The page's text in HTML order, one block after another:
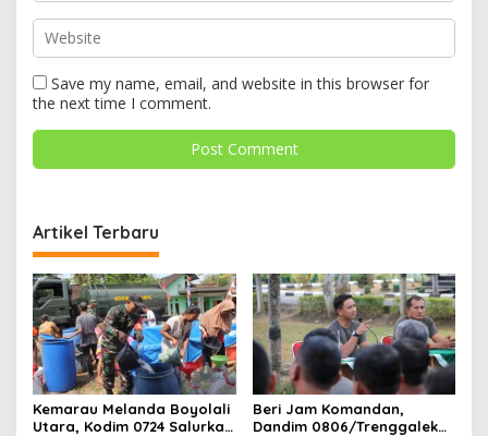
Save my name, email, and website in this browser for
the next time I comment.
Artikel Terbaru
Kemarau Melanda Boyolali
Utara, Kodim 0724 Salurkan
Beri Jam Komandan,
Dandim 0806/Trenggalek